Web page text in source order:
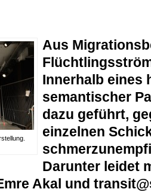
Aus
Innerhalb eines
semantischer
dazu geführt,
einzelnen
Darunter leidet
Akal und